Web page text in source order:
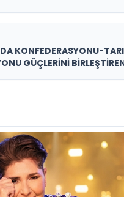
KONFEDERASYONU-
GÜÇLERİNİ